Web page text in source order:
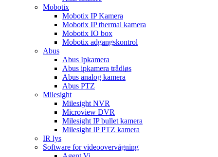
Mobotix
Mobotix IP Kamera
Mobotix IP thermal kamera
Mobotix IO box
Mobotix adgangskontrol
Abus
Abus Ipkamera
Abus ipkamera trådløs
Abus analog kamera
Abus PTZ
Milesight
Milesight NVR
Microview DVR
Milesight IP bullet kamera
Milesight IP PTZ kamera
IR lys
Software for videoovervågning